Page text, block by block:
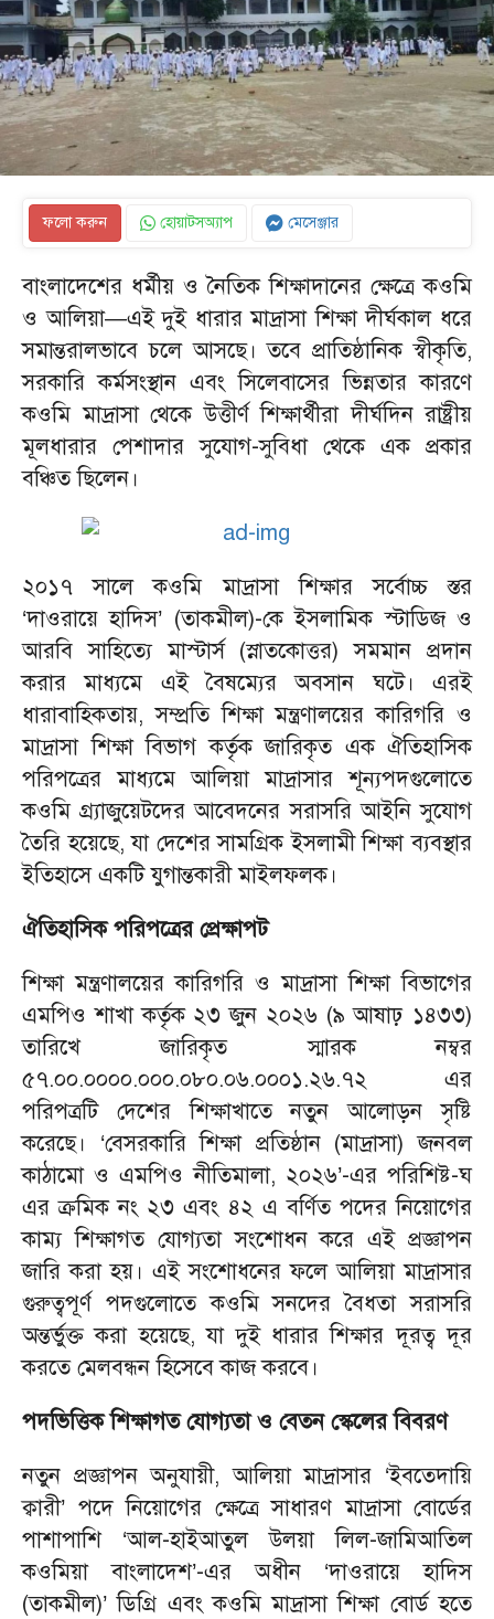
ফলো করুন হোয়াটসঅ্যাপ মেসেঞ্জার
বাংলাদেশের ধর্মীয় ও নৈতিক শিক্ষাদানের ক্ষেত্রে কওমি
ও আলিয়া—এই দুই ধারার মাদ্রাসা শিক্ষা দীর্ঘকাল ধরে
সমান্তরালভাবে চলে আসছে। তবে প্রাতিষ্ঠানিক স্বীকৃতি,
সরকারি কর্মসংস্থান এবং সিলেবাসের ভিন্নতার কারণে
কওমি মাদ্রাসা থেকে উত্তীর্ণ শিক্ষার্থীরা দীর্ঘদিন রাষ্ট্রীয়
মূলধারার পেশাদার সুযোগ-সুবিধা থেকে এক প্রকার
বঞ্চিত ছিলেন।
২০১৭ সালে কওমি মাদ্রাসা শিক্ষার সর্বোচ্চ স্তর
‘দাওরায়ে হাদিস’ (তাকমীল)-কে ইসলামিক স্টাডিজ ও
আরবি সাহিত্যে মাস্টার্স (স্নাতকোত্তর) সমমান প্রদান
করার মাধ্যমে এই বৈষম্যের অবসান ঘটে। এরই
ধারাবাহিকতায়, সম্প্রতি শিক্ষা মন্ত্রণালয়ের কারিগরি ও
মাদ্রাসা শিক্ষা বিভাগ কর্তৃক জারিকৃত এক ঐতিহাসিক
পরিপত্রের মাধ্যমে আলিয়া মাদ্রাসার শূন্যপদগুলোতে
কওমি গ্র্যাজুয়েটদের আবেদনের সরাসরি আইনি সুযোগ
তৈরি হয়েছে, যা দেশের সামগ্রিক ইসলামী শিক্ষা ব্যবস্থার
ইতিহাসে একটি যুগান্তকারী মাইলফলক।
ঐতিহাসিক পরিপত্রের প্রেক্ষাপট
শিক্ষা মন্ত্রণালয়ের কারিগরি ও মাদ্রাসা শিক্ষা বিভাগের
এমপিও শাখা কর্তৃক ২৩ জুন ২০২৬ (৯ আষাঢ় ১৪৩৩)
তারিখে জারিকৃত স্মারক নম্বর
৫৭.০০.০০০০.০০০.০৮০.০৬.০০০১.২৬.৭২ এর
পরিপত্রটি দেশের শিক্ষাখাতে নতুন আলোড়ন সৃষ্টি
করেছে। ‘বেসরকারি শিক্ষা প্রতিষ্ঠান (মাদ্রাসা) জনবল
কাঠামো ও এমপিও নীতিমালা, ২০২৬’-এর পরিশিষ্ট-ঘ
এর ক্রমিক নং ২৩ এবং ৪২ এ বর্ণিত পদের নিয়োগের
কাম্য শিক্ষাগত যোগ্যতা সংশোধন করে এই প্রজ্ঞাপন
জারি করা হয়। এই সংশোধনের ফলে আলিয়া মাদ্রাসার
গুরুত্বপূর্ণ পদগুলোতে কওমি সনদের বৈধতা সরাসরি
অন্তর্ভুক্ত করা হয়েছে, যা দুই ধারার শিক্ষার দূরত্ব দূর
করতে মেলবন্ধন হিসেবে কাজ করবে।
পদভিত্তিক শিক্ষাগত যোগ্যতা ও বেতন স্কেলের বিবরণ
নতুন প্রজ্ঞাপন অনুযায়ী, আলিয়া মাদ্রাসার ‘ইবতেদায়ি
ক্বারী’ পদে নিয়োগের ক্ষেত্রে সাধারণ মাদ্রাসা বোর্ডের
পাশাপাশি ‘আল-হাইআতুল উলয়া লিল-জামিআতিল
কওমিয়া বাংলাদেশ’-এর অধীন ‘দাওরায়ে হাদিস
(তাকমীল)’ ডিগ্রি এবং কওমি মাদ্রাসা শিক্ষা বোর্ড হতে